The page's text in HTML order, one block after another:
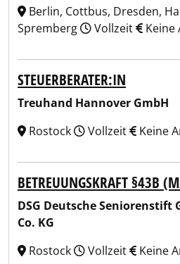
Berlin, Cottbus, Dresden,
Spremberg
Vollzeit Keine
STEUERBERATER:IN
Treuhand Hannover GmbH
Rostock
Vollzeit Keine
BETREUUNGSKRAFT §43B
DSG Deutsche Seniorenstift
Co. KG
Rostock
Vollzeit Keine